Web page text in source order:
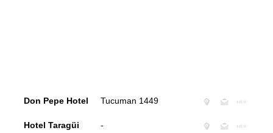
Don Pepe Hotel Tucuman 1449
Hotel Taragüi -